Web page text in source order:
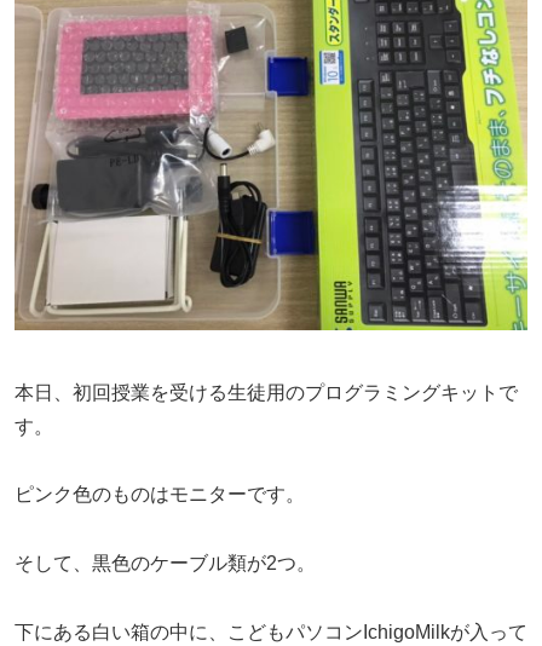
本日、初回授業を受ける生徒用のプログラミングキットで
す。
ピンク色のものはモニターです。
そして、黒色のケーブル類が2つ。
下にある白い箱の中に、こどもパソコンIchigoMilkが入って